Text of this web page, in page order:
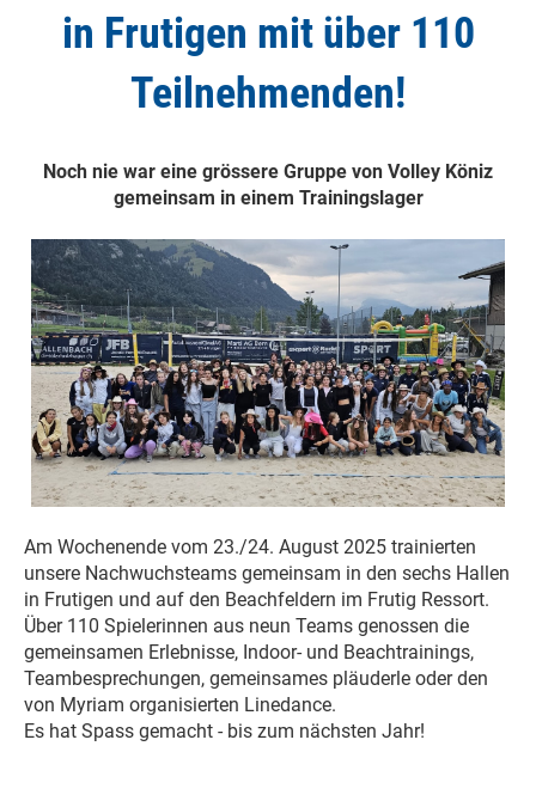
in Frutigen mit über 110
Teilnehmenden!
Noch nie war eine grössere Gruppe von Volley Köniz
gemeinsam in einem Trainingslager
Am Wochenende vom 23./24. August 2025 trainierten
unsere Nachwuchsteams gemeinsam in den sechs Hallen
in Frutigen und auf den Beachfeldern im Frutig Ressort.
Über 110 Spielerinnen aus neun Teams genossen die
gemeinsamen Erlebnisse, Indoor- und Beachtrainings,
Teambesprechungen, gemeinsames pläuderle oder den
von Myriam organisierten Linedance.
Es hat Spass gemacht - bis zum nächsten Jahr!